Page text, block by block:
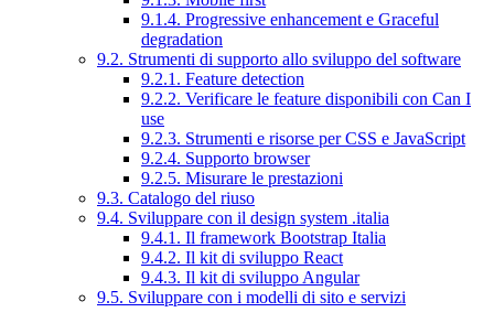
9.1.4. Progressive enhancement e Graceful
degradation
9.2. Strumenti di supporto allo sviluppo del software
9.2.1. Feature detection
9.2.2. Verificare le feature disponibili con Can I
use
9.2.3. Strumenti e risorse per CSS e JavaScript
9.2.4. Supporto browser
9.2.5. Misurare le prestazioni
9.3. Catalogo del riuso
9.4. Sviluppare con il design system .italia
9.4.1. Il framework Bootstrap Italia
9.4.2. Il kit di sviluppo React
9.4.3. Il kit di sviluppo Angular
9.5. Sviluppare con i modelli di sito e servizi